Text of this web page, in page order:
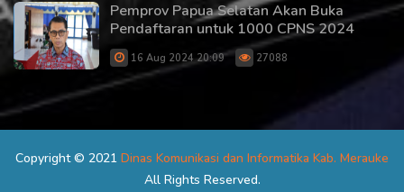
Pemprov Papua Selatan Akan Buka
Pendaftaran untuk 1000 CPNS 2024
16 Aug 2024 20:09 27088
Copyright © 2021 Dinas Komunikasi dan Informatika Kab. Merauke
All Rights Reserved.